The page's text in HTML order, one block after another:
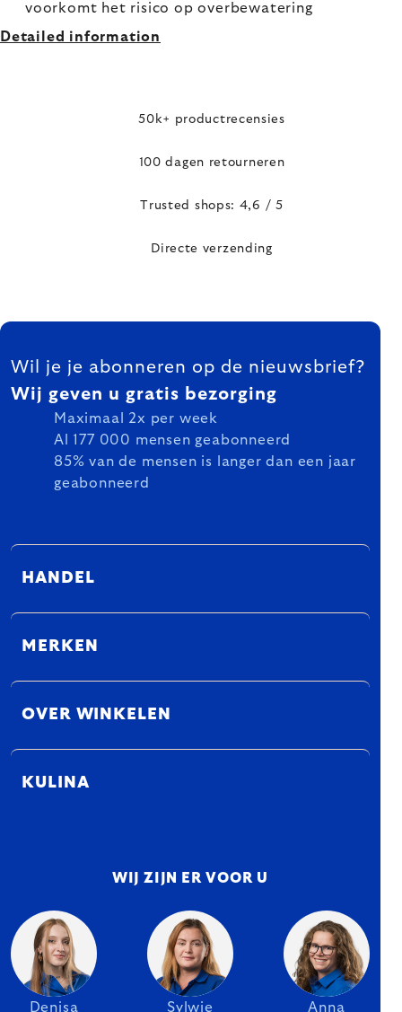
voorkomt het risico op overbewatering
Detailed information
50k+ productrecensies
100 dagen retourneren
Trusted shops: 4,6 / 5
Directe verzending
FOOTER
Wil je je abonneren op de nieuwsbrief?
Wij geven u gratis bezorging
Maximaal 2x per week
Al 177 000 mensen geabonneerd
85% van de mensen is langer dan een jaar
geabonneerd
HANDEL
MERKEN
OVER WINKELEN
KULINA
WIJ ZIJN ER VOOR U
Denisa Sylwie Anna